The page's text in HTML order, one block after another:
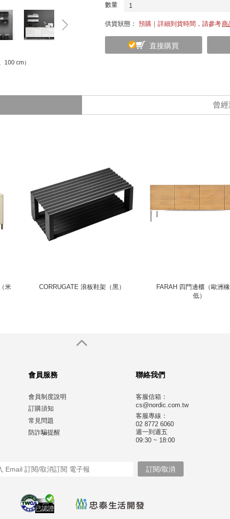
100 cm）
數量 1
供貨狀態： 預購｜詳細到貨時間，請參考商
直接購買
曾
米
CORRUGATE 浪板鞋架（黑）
FARAH 四門邊櫃（歐洲橡
低）
會員服務
會員制度說明
訂購須知
常見問題
防詐騙提醒
聯絡我們
客服信箱：
cs@nordic.com.tw
客服專線：
02 8772 6060
週一到週五
09:30 ~ 18:00
已認證